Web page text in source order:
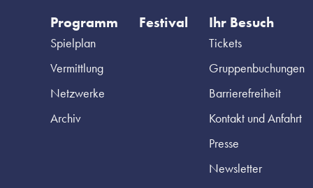
Programm
Spielplan
Vermittlung
Netzwerke
Archiv
Festival Ihr Besuch
Tickets
Gruppenbuchungen
Barrierefreiheit
Kontakt und Anfahrt
Presse
Newsletter